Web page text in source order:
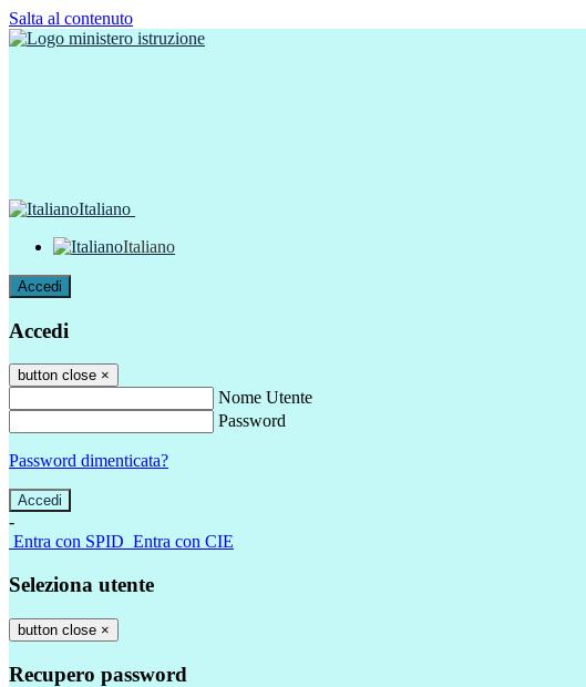
Salta al contenuto
Italiano
Italiano
Accedi
Accedi
button close ×
Nome Utente
Password
Password dimenticata?
-
Entra con SPID Entra con CIE
Seleziona utente
button close ×
Recupero password